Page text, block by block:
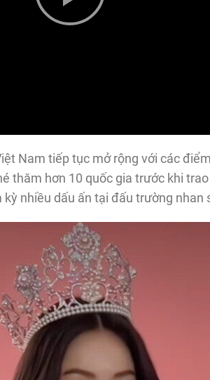
Play
Nam tiếp tục mở rộng với các
thăm hơn 10 quốc gia trước khi
nhiều dấu ấn tại đấu trường nhan